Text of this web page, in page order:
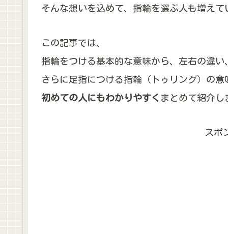
そんな想いを込めて、指輪を選ぶ人も増えて
この記事では、
指輪をつける基本的な意味から、左右の違
さらに足指につける指輪（トゥリング）の意
初めての人にもわかりやすく まとめて紹介し
スポ